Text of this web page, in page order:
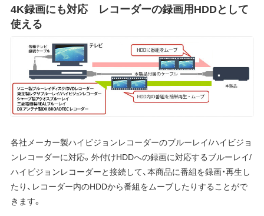
4K録画にも対応 レコーダーの録画用HDDとして
使える
各社メーカー製ハイビジョンレコーダーのブルーレイ/ハイビジョ
ンレコーダーに対応。外付けHDDへの録画に対応するブルーレイ/
ハイビジョンレコーダーと接続して、本商品に番組を録画・再生し
たり、レコーダー内のHDDから番組をムーブしたりすることがで
きます。